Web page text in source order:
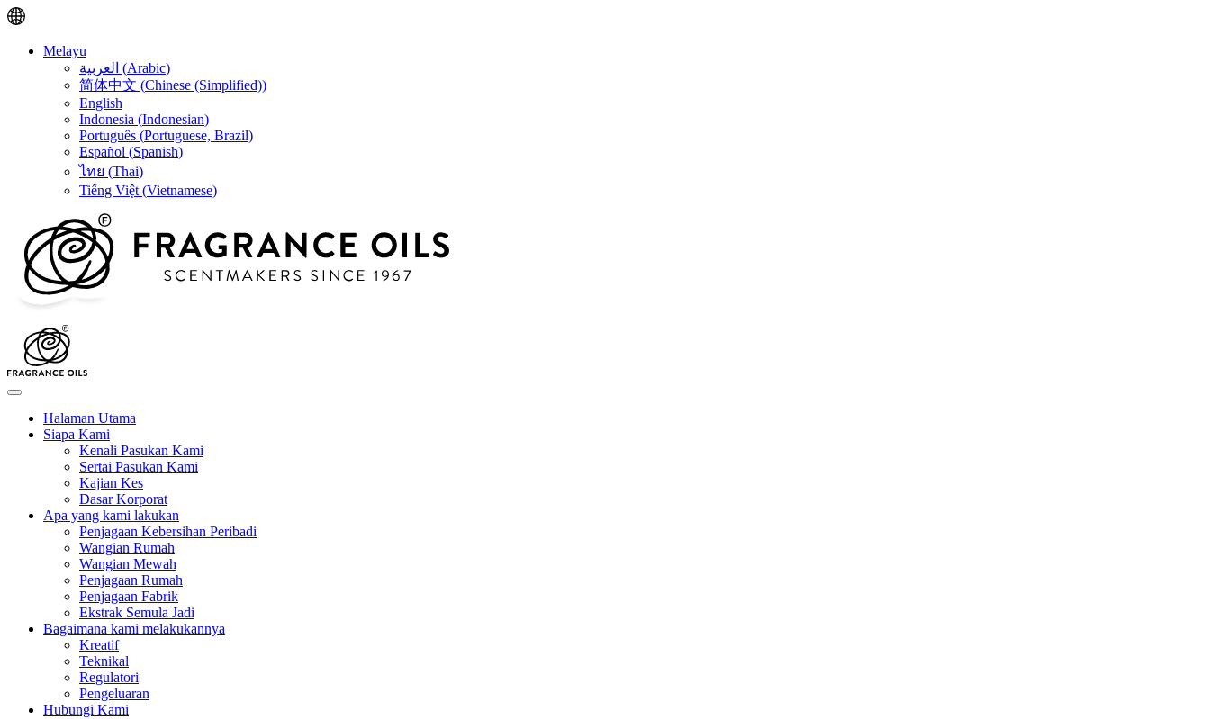
Melayu
العربية (Arabic)
简体中文 (Chinese (Simplified))
English
Indonesia (Indonesian)
Português (Portuguese, Brazil)
Español (Spanish)
ไทย (Thai)
Tiếng Việt (Vietnamese)
Halaman Utama
Siapa Kami
Kenali Pasukan Kami
Sertai Pasukan Kami
Kajian Kes
Dasar Korporat
Apa yang kami lakukan
Penjagaan Kebersihan Peribadi
Wangian Rumah
Wangian Mewah
Penjagaan Rumah
Penjagaan Fabrik
Ekstrak Semula Jadi
Bagaimana kami melakukannya
Kreatif
Teknikal
Regulatori
Pengeluaran
Hubungi Kami